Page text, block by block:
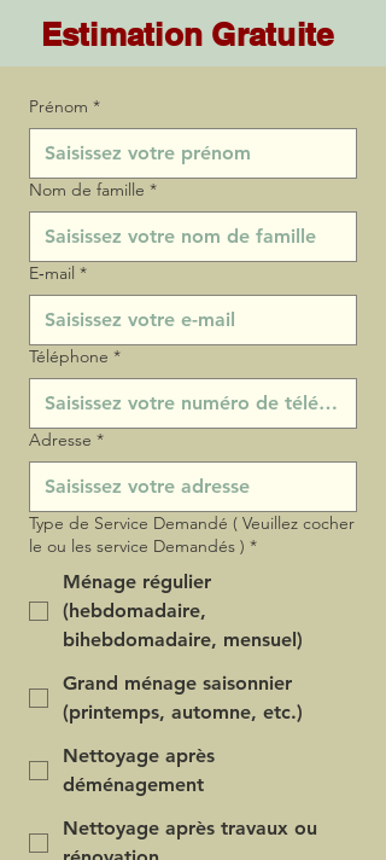
Estimation Gratuite
Prénom *
Nom de famille *
E‑mail *
Téléphone *
Adresse *
Type de Service Demandé ( Veuillez cocher
le ou les service Demandés ) *
Ménage régulier
(hebdomadaire,
bihebdomadaire, mensuel)
Grand ménage saisonnier
(printemps, automne, etc.)
Nettoyage après
déménagement
Nettoyage après travaux ou